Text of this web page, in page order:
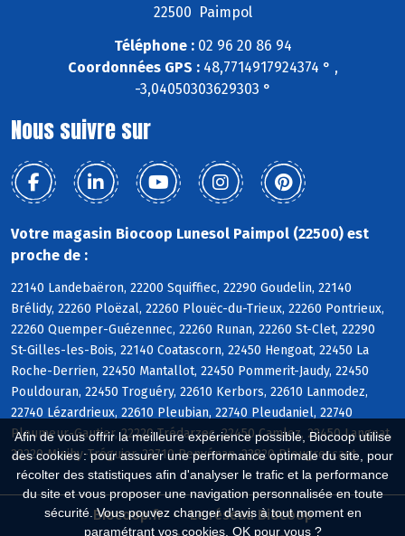
Afin de vous offrir la meilleure expérience possible, Biocoop utilise
des cookies : pour assurer une performance optimale du site, pour
récolter des statistiques afin d'analyser le trafic et la performance
du site et vous proposer une navigation personnalisée en toute
sécurité. Vous pouvez changer d'avis à tout moment en
paramétrant vos cookies. OK pour vous ?
22500 Paimpol
Téléphone :02 96 20 86 94
Coordonnées GPS :48,7714917924374 ° ,
-3,04050303629303 °
Nous suivre sur
Votre magasin Biocoop Lunesol Paimpol (22500) est
proche de :
22140 Landebaëron, 22200 Squiffiec, 22290 Goudelin, 22140
Brélidy, 22260 Ploëzal, 22260 Plouëc-du-Trieux, 22260 Pontrieux,
22260 Quemper-Guézennec, 22260 Runan, 22260 St-Clet, 22290
St-Gilles-les-Bois, 22140 Coatascorn, 22450 Hengoat, 22450 La
Roche-Derrien, 22450 Mantallot, 22450 Pommerit-Jaudy, 22450
Pouldouran, 22450 Troguéry, 22610 Kerbors, 22610 Lanmodez,
22740 Lézardrieux, 22610 Pleubian, 22740 Pleudaniel, 22740
Pleumeur-Gautier, 22220 Trédarzec, 22450 Camlez, 22450 Langoat,
22220 Minihy-Tréguier, 22710 Penvénan, 22820 Plougrescant
Biocoop.fr
Le réseau Biocoop